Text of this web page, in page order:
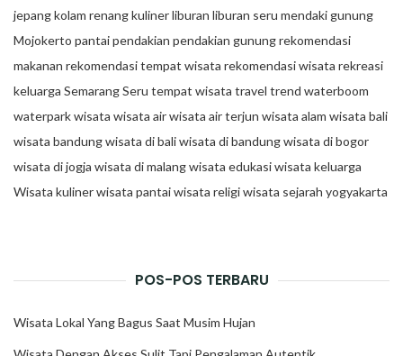
jepangkolam renangkulinerliburan liburan seru mendaki gunung
Mojokerto pantaipendakian pendakian gunungrekomendasi
makanan rekomendasi tempat wisata rekomendasi wisata rekreasi
keluarga SemarangSeru tempat wisata travel trend waterboom
waterparkwisata wisata airwisata air terjun wisata alam wisata bali
wisata bandungwisata di baliwisata di bandungwisata di bogor
wisata di jogja wisata di malangwisata edukasiwisata keluarga
Wisata kulinerwisata pantaiwisata religiwisata sejarah yogyakarta
POS-POS TERBARU
Wisata Lokal Yang Bagus Saat Musim Hujan